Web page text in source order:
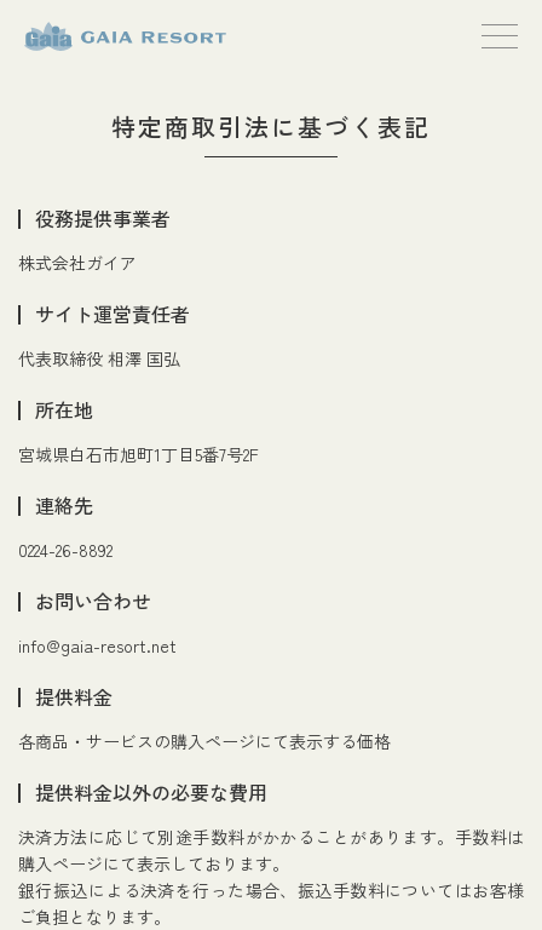
アリゾート
特定商取引法に基づく表記
役務提供事業者
株式会社ガイア
サイト運営責任者
代表取締役 相澤 国弘
所在地
宮城県白石市旭町1丁目5番7号2F
連絡先
0224-26-8892
お問い合わせ
info@gaia-resort.net
提供料金
各商品・サービスの購入ページにて表示する価格
提供料金以外の必要な費用
決済方法に応じて別途手数料がかかることがあります。手数料は
購入ページにて表示しております。
銀行振込による決済を行った場合、振込手数料についてはお客様
ご負担となります。